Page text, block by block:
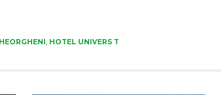
, HOTEL UNIVERS T